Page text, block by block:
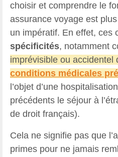
choisir et comprendre le
assurance voyage est plus
un impératif. En effet, ces
spécificités, notamment
imprévisible ou accidentel
conditions médicales
l’objet d’une
précédents le séjour à
de droit français).
Cela ne signifie pas que
primes pour ne jamais